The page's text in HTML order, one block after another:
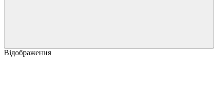
Відображення